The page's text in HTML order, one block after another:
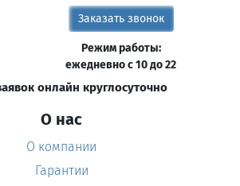
Заказать звонок
Режим работы:
ежедневно с 10 до 22
онлайн круглосуточно
О нас
О компании
Гарантии